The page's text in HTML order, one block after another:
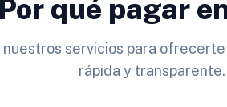
qué pagar
nuestros servicios para
rápida y transparente.